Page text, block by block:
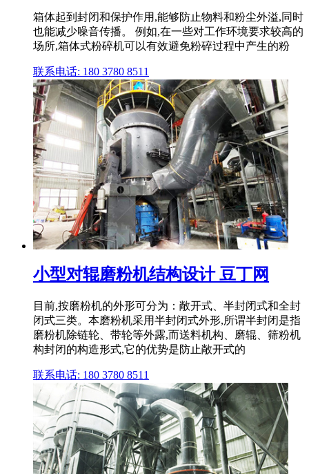
箱体起到封闭和保护作用,能够防止物料和粉尘外溢,同时
也能减少噪音传播。 例如,在一些对工作环境要求较高的
场所,箱体式粉碎机可以有效避免粉碎过程中产生的粉
联系电话: 180 3780 8511
小型对辊磨粉机结构设计 豆丁网
目前,按磨粉机的外形可分为：敞开式、半封闭式和全封
闭式三类。本磨粉机采用半封闭式外形,所谓半封闭是指
磨粉机除链轮、带轮等外露,而送料机构、磨辊、筛粉机
构封闭的构造形式,它的优势是防止敞开式的
联系电话: 180 3780 8511